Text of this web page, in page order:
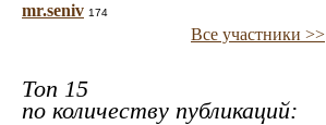
mr.seniv 174
Все участники >>
Топ 15
по количеству публикаций: